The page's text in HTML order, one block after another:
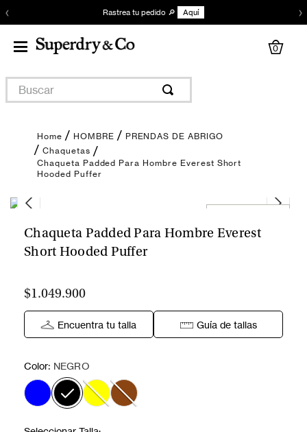
‹ Rastrea tu pedido 🔎 Aquí ›
0
Buscar
HOMBRE
PRENDAS DE ABRIGO
Chaquetas
Chaqueta Padded Para Hombre Everest Short
Hooded Puffer
Chaqueta Padded Para Hombre Everest
Short Hooded Puffer
$1.049.900
Encuentra tu talla Guía de tallas
Color: NEGRO